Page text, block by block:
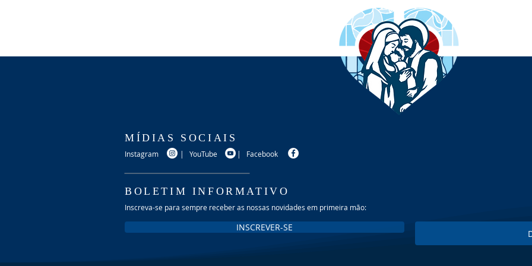
Instagram | YouTube | Facebook
MÍDIAS SOCIAIS
Inscreva-se para sempre receber as nossas novidades em primeira mão:
BOLETIM INFORMATIVO
INSCREVER-SE